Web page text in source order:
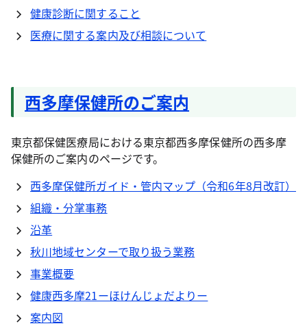
健康診断に関すること
医療に関する案内及び相談について
西多摩保健所のご案内
東京都保健医療局における東京都西多摩保健所の西多摩
保健所のご案内のページです。
西多摩保健所ガイド・管内マップ（令和6年8月改訂）
組織・分掌事務
沿革
秋川地域センターで取り扱う業務
事業概要
健康西多摩21ーほけんじょだよりー
案内図